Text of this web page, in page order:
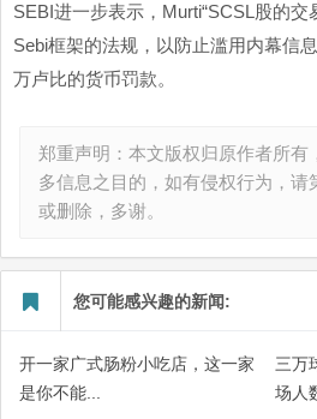
SEBI进一步表示，Murti“SCSL股的交
Sebi框架的法规，以防止滥用内幕信
万卢比的货币罚款。
郑重声明：本文版权归原作者所有
多信息之目的，如有侵权行为，请
或删除，多谢。
您可能感兴趣的新闻:
开一家广式肠粉小吃店，这一家
是你不能...
三万
场人